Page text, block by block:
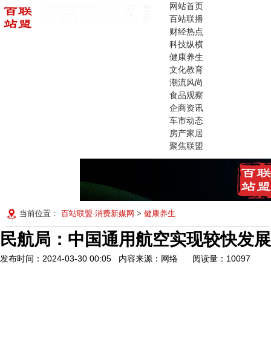
网站首页
百站联播
财经热点
科技纵横
健康养生
文化教育
潮流风尚
食品观察
企商资讯
车市动态
房产家居
聚焦联盟
当前位置： 百站联盟-消费新媒网 > 健康养生
民航局：中国通用航空实现较快发展
发布时间：2024-03-30 00:05 内容来源：网络 阅读量：10097